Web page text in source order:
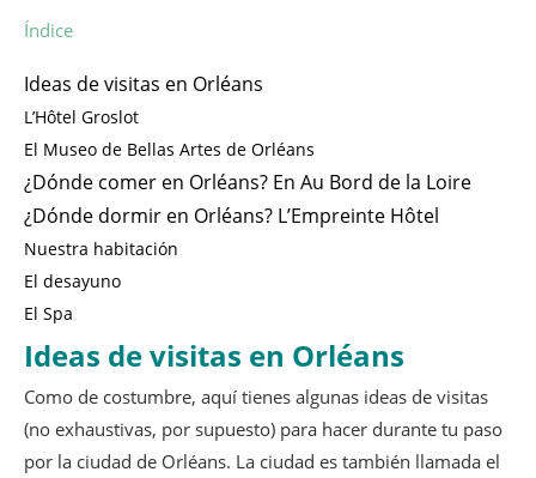
Índice
Ideas de visitas en Orléans
L’Hôtel Groslot
El Museo de Bellas Artes de Orléans
¿Dónde comer en Orléans? En Au Bord de la Loire
¿Dónde dormir en Orléans? L’Empreinte Hôtel
Nuestra habitación
El desayuno
El Spa
Ideas de visitas en Orléans
Como de costumbre, aquí tienes algunas ideas de visitas
(no exhaustivas, por supuesto) para hacer durante tu paso
por la ciudad de Orléans. La ciudad es también llamada el